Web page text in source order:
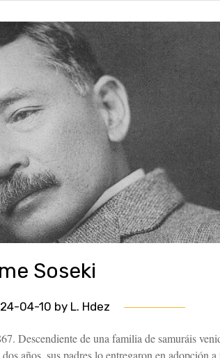
Soseki
04-10 by L. Hdez
Descendiente de una familia de samuráis
años, sus padres lo entregaron en adopción a